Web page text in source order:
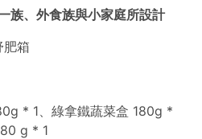
族、外食族與小家庭所設計
肥箱
* 1、綠拿鐵蔬菜盒 180g *
g * 1